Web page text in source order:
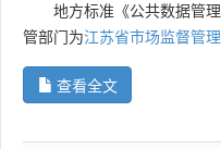
国外标准 技
地方标准《公共数据管
管部门为江苏省市场监督管
查看全文